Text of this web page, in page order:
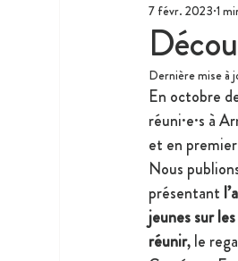
7 févr. 2023 1
Dernière mise à
En octobre
réuni·e·s à
et en
Nous
présentant
jeunes sur
réunir, le